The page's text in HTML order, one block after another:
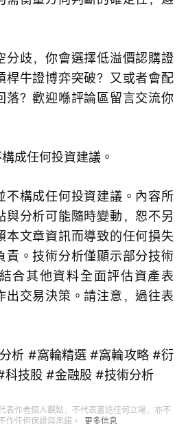
分歧，你會選擇低溢價認購證
桿牛證博弈突破？又或者會配
落？歡迎喺評論區留言交流你
成任何投資建議。
不構成任何投資建議。內容所
與分析可能隨時變動，恕不另
本文章資訊而導致的任何損失
責。技術分析僅顯示部分技術
合其他資料全面評估資產表
出交易決策。請注意，過往表
析 #窩輪精選 #窩輪攻略 #衍
科技股 #金融股 #技術分析
表作者個人觀點，不代表富途任何立場，亦不
作任何保證與承諾。
更多信息